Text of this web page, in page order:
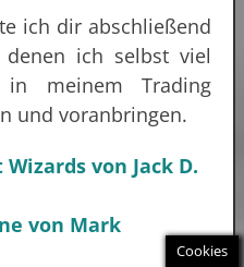
ich dir abschließend
ich selbst viel
meinem Trading
und voranbringen.
von Jack D.
von Mark
Cookies